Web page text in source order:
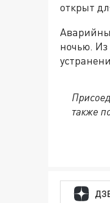
открыт
ночью. Из
также